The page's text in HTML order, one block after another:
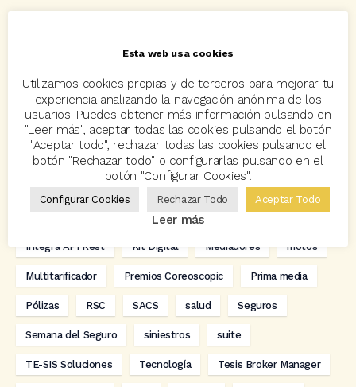
Avant2 Avant2 Sales Manager ayudas Bcover
Carlos Rovira Codeoscopic Codeoscopic Academy
Codeoscopic Workspace Coverize Decesos
GRC-Broker
Innova Ibérica
Integra API Rest Kit Digital Mediadores motos
Multitarificador Premios Coreoscopic Prima media
Pólizas RSC SACS salud Seguros
Semana del Seguro siniestros suite
TE-SIS Soluciones Tecnología Tesis Broker Manager
Esta web usa cookies
Utilizamos cookies propias y de terceros para mejorar tu
experiencia analizando la navegación anónima de los
usuarios. Puedes obtener más información pulsando en
"Leer más", aceptar todas las cookies pulsando el botón
"Aceptar todo", rechazar todas las cookies pulsando el
botón "Rechazar todo" o configurarlas pulsando en el
botón "Configurar Cookies".
Configurar Cookies Rechazar Todo Aceptar Todo
Leer más